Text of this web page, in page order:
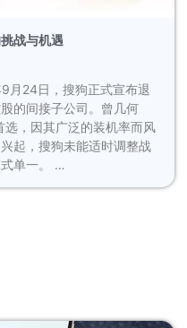
战与机遇
24日，搜狗正式宣布退
的间接子公司。曾几何
，因其广泛的装机率而风
起，搜狗未能适时调整战
单一。 …